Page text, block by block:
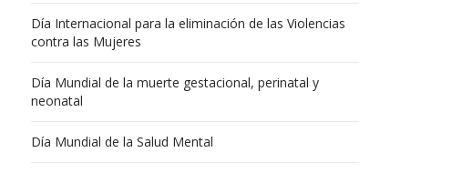
Día Internacional para la eliminación de las Violencias
contra las Mujeres
Día Mundial de la muerte gestacional, perinatal y
neonatal
Día Mundial de la Salud Mental